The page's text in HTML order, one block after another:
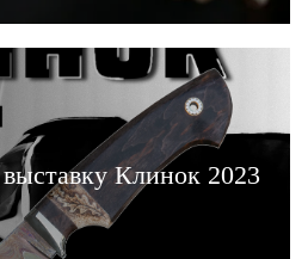
Клинок 2023